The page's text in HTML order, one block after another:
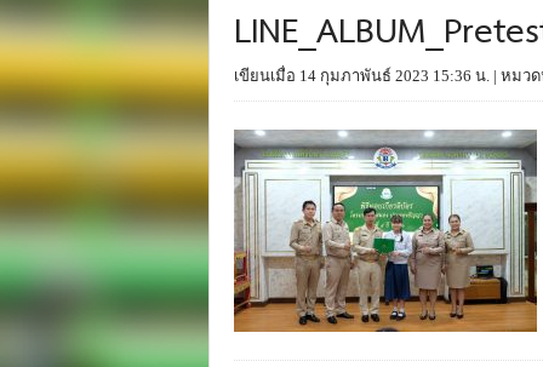
เขียนเมื่อ 14 กุมภาพันธ์ 2023 15:36 น. | หมว